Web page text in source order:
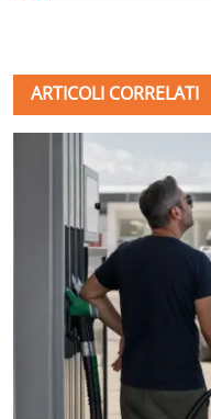
ARTICOLI CORRELATI